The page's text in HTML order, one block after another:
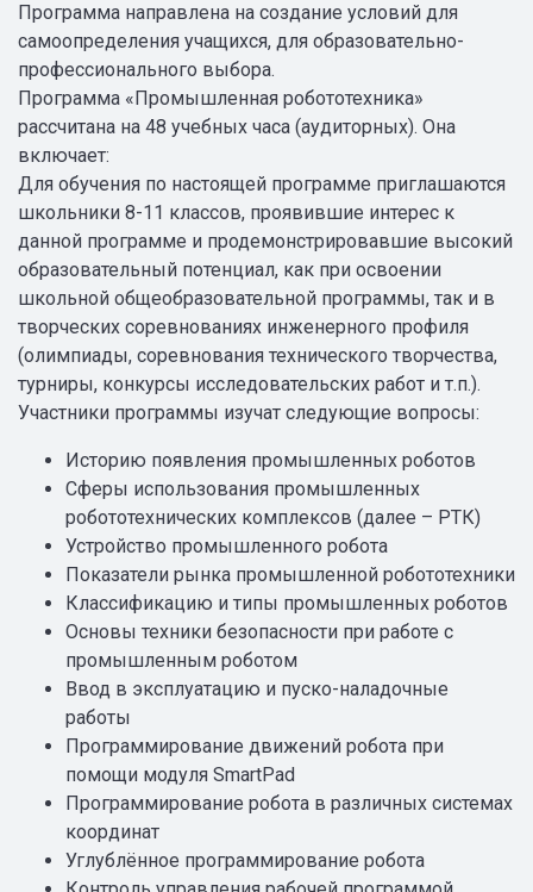
Программа направлена на создание условий для
самоопределения учащихся, для образовательно-
профессионального выбора.
Программа «Промышленная робототехника»
рассчитана на 48 учебных часа (аудиторных). Она
включает:
Для обучения по настоящей программе приглашаются
школьники 8-11 классов, проявившие интерес к
данной программе и продемонстрировавшие высокий
образовательный потенциал, как при освоении
школьной общеобразовательной программы, так и в
творческих соревнованиях инженерного профиля
(олимпиады, соревнования технического творчества,
турниры, конкурсы исследовательских работ и т.п.).
Участники программы изучат следующие вопросы:
Историю появления промышленных роботов
Сферы использования промышленных
робототехнических комплексов (далее – РТК)
Устройство промышленного робота
Показатели рынка промышленной робототехники
Классификацию и типы промышленных роботов
Основы техники безопасности при работе с
промышленным роботом
Ввод в эксплуатацию и пуско-наладочные
работы
Программирование движений робота при
помощи модуля SmartPad
Программирование робота в различных системах
координат
Углублённое программирование робота